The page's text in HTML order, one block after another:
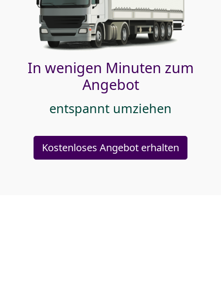
In wenigen Minuten zum
Angebot
entspannt umziehen
Kostenloses Angebot erhalten